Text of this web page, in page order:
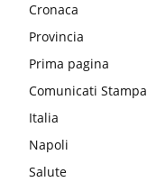
Cronaca
Provincia
Prima pagina
Comunicati Stampa
Italia
Napoli
Salute